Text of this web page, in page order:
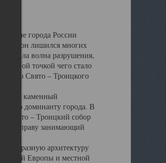
города России
он лишился многих
волна разрушения,
точкой чего стало
Свято – Троицкого
каменный
доминанту города. В
Свято – Троицкий собор
по праву занимающий
архитектуру
Европы и местной